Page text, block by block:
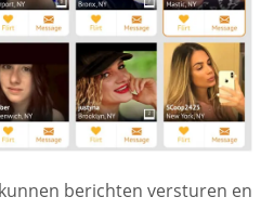
berichten versturen en